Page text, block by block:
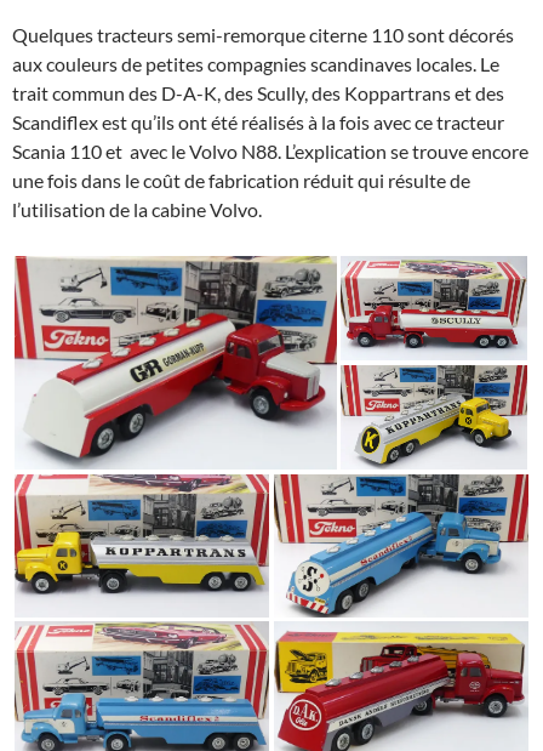
Quelques tracteurs semi-remorque citerne 110 sont décorés
aux couleurs de petites compagnies scandinaves locales. Le
trait commun des D-A-K, des Scully, des Koppartrans et des
Scandiflex est qu’ils ont été réalisés à la fois avec ce tracteur
Scania 110 et avec le Volvo N88. L’explication se trouve encore
une fois dans le coût de fabrication réduit qui résulte de
l’utilisation de la cabine Volvo.